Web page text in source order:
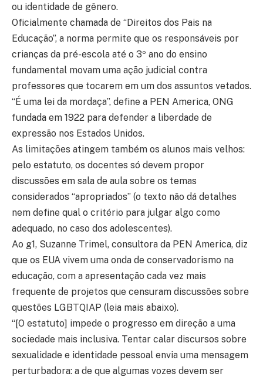
ou identidade de gênero.
Oficialmente chamada de “Direitos dos Pais na
Educação”, a norma permite que os responsáveis por
crianças da pré-escola até o 3º ano do ensino
fundamental movam uma ação judicial contra
professores que tocarem em um dos assuntos vetados.
“É uma lei da mordaça”, define a PEN America, ONG
fundada em 1922 para defender a liberdade de
expressão nos Estados Unidos.
As limitações atingem também os alunos mais velhos:
pelo estatuto, os docentes só devem propor
discussões em sala de aula sobre os temas
considerados “apropriados” (o texto não dá detalhes
nem define qual o critério para julgar algo como
adequado, no caso dos adolescentes).
Ao g1, Suzanne Trimel, consultora da PEN America, diz
que os EUA vivem uma onda de conservadorismo na
educação, com a apresentação cada vez mais
frequente de projetos que censuram discussões sobre
questões LGBTQIAP (leia mais abaixo).
“[O estatuto] impede o progresso em direção a uma
sociedade mais inclusiva. Tentar calar discursos sobre
sexualidade e identidade pessoal envia uma mensagem
perturbadora: a de que algumas vozes devem ser